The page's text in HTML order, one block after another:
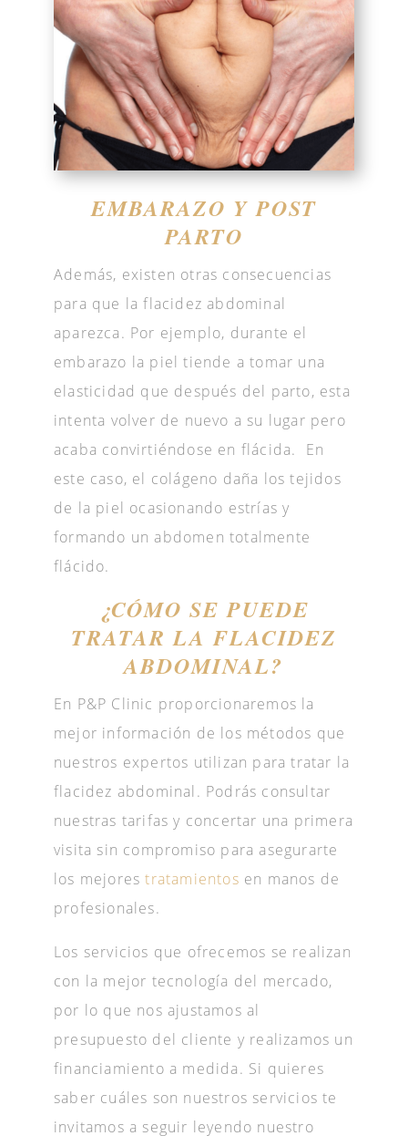
EMBARAZO Y POST
PARTO
Además, existen otras consecuencias
para que la flacidez abdominal
aparezca. Por ejemplo, durante el
embarazo la piel tiende a tomar una
elasticidad que después del parto, esta
intenta volver de nuevo a su lugar pero
acaba convirtiéndose en flácida. En
este caso, el colágeno daña los tejidos
de la piel ocasionando estrías y
formando un abdomen totalmente
flácido.
¿CÓMO SE PUEDE
TRATAR LA FLACIDEZ
ABDOMINAL?
En P&P Clinic proporcionaremos la
mejor información de los métodos que
nuestros expertos utilizan para tratar la
flacidez abdominal. Podrás consultar
nuestras tarifas y concertar una primera
visita sin compromiso para asegurarte
los mejores tratamientos en manos de
profesionales.
Los servicios que ofrecemos se realizan
con la mejor tecnología del mercado,
por lo que nos ajustamos al
presupuesto del cliente y realizamos un
financiamiento a medida. Si quieres
saber cuáles son nuestros servicios te
invitamos a seguir leyendo nuestro